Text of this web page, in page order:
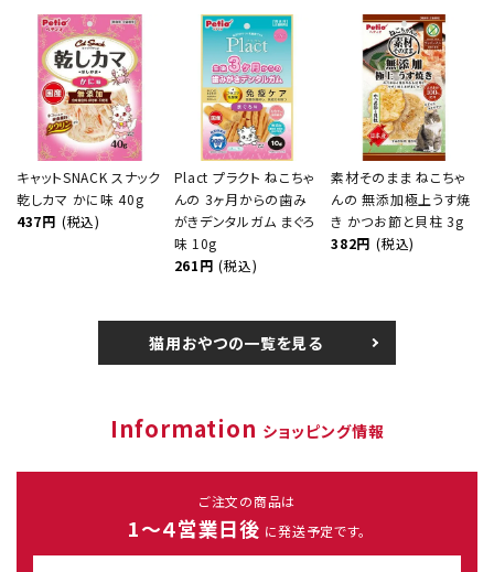
キャットSNACK スナック
乾しカマ かに味 40g
437円 (税込)
Plact プラクト ねこちゃ
んの 3ヶ月からの歯み
がきデンタルガム まぐろ
味 10g
261円 (税込)
素材そのまま ねこちゃ
んの 無添加極上うす焼
き かつお節と貝柱 3g
382円 (税込)
猫用おやつの一覧を見る
Information ショッピング情報
ご注文の商品は
1～４営業日後 に発送予定です。